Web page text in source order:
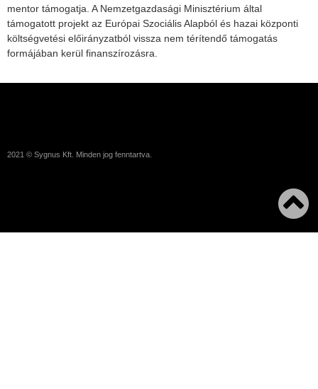
mentor támogatja. A Nemzetgazdasági Minisztérium által
támogatott projekt az Európai Szociális Alapból és hazai központi
költségvetési előirányzatból vissza nem térítendő támogatás
formájában kerül finanszírozásra.
2021 © Sygnus Kft. Minden jog fenntartva.